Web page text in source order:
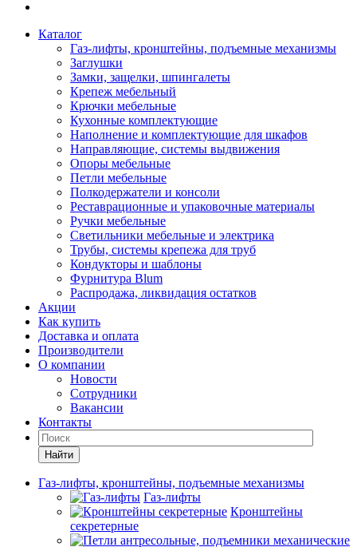
Каталог
Газ-лифты, кронштейны, подъемные механизмы
Заглушки
Замки, защелки, шпингалеты
Крепеж мебельный
Крючки мебельные
Кухонные комплектующие
Наполнение и комплектующие для шкафов
Направляющие, системы выдвижения
Опоры мебельные
Петли мебельные
Полкодержатели и консоли
Реставрационные и упаковочные материалы
Ручки мебельные
Светильники мебельные и электрика
Трубы, системы крепежа для труб
Кондукторы и шаблоны
Фурнитура Blum
Распродажа, ликвидация остатков
Акции
Как купить
Доставка и оплата
Производители
О компании
Новости
Сотрудники
Вакансии
Контакты
Найти
Газ-лифты, кронштейны, подъемные механизмы
Газ-лифты
Кронштейны
секретерные